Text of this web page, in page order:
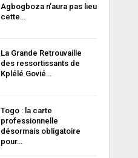
Agbogboza n’aura pas lieu
cette…
La Grande Retrouvaille
des ressortissants de
Kplélé Govié…
Togo : la carte
professionnelle
désormais obligatoire
pour…